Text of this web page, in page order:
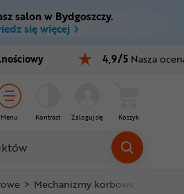
Ctrl M
główne
o produkcie
informacje
salon w Bydgoszczy.
się więcej
4,9/5 Nasza
Menu Kontrast Zaloguj się Koszyk
> Mechanizmy korbowe